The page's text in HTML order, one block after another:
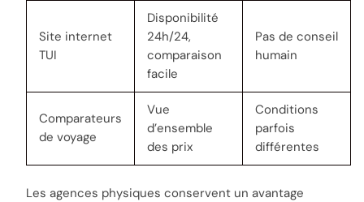
Site internet
TUI
Disponibilité
24h/24,
comparaison
facile
Pas de conseil
humain
Comparateurs
de voyage
Vue
d’ensemble
des prix
Conditions
parfois
différentes
Les agences physiques conservent un avantage